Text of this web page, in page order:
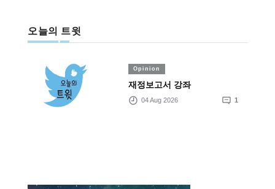
오늘의 트윗
Opinion
재정보고서 강좌
04 Aug 2026 1